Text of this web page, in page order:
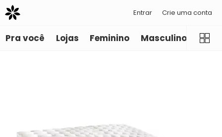
Entrar Crie uma conta
Pra você Lojas Feminino Masculino